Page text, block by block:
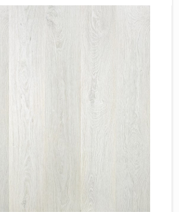
Бежевый
Дуб светлый
и ламинат